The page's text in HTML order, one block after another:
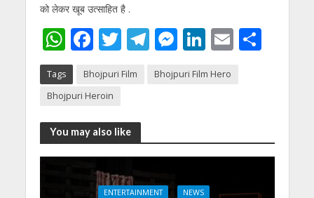
को लेकर खूब उत्साहित है .
W
h
at
s
A
p
F
e
b
o
o
k
T
itt
T
e
m
M
ss
g
Li
k
n
E S
Tags Bhojpuri Film
Bhojpuri Film Hero
Bhojpuri Heroin
You may also like
ENTERTAINMENT NEWS